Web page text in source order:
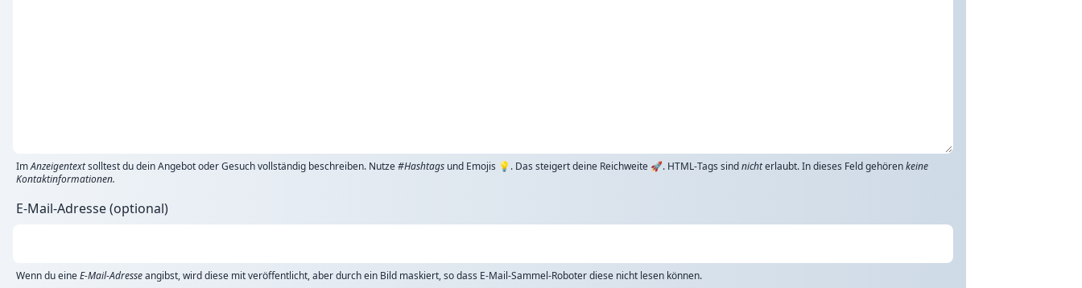
ImAnzeigentextsolltest du dein Angebot oder Gesuch vollständig beschreiben. Nutze#Hashtags und Emojis 💡. Das steigert deine Reichweite 🚀. HTML-Tags sindnichterlaubt. In dieses Feld gehörenkeine
Kontaktinformationen.
E-Mail-Adresse (optional)
Wenn du eineE-Mail-Adresseangibst, wird diese mit veröffentlicht, aber durch ein Bild maskiert, so dass E-Mail-Sammel-Roboter diese nicht lesen können.